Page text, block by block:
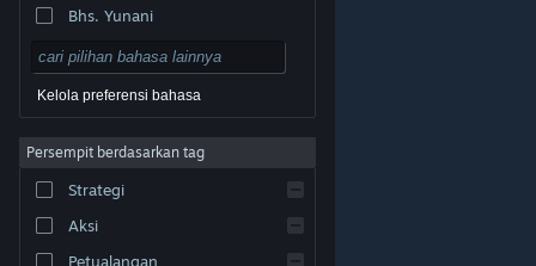
Undang. Semua merek dagang merupakan hak pemilik
Legal| Aksesibilitas
Pengembalian Dana
Bhs. Yunani
Kelola preferensi bahasa
Persempit berdasarkan tag
Strategi
Aksi
Petualangan